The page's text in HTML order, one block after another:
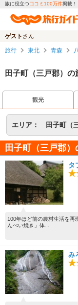
旅に役立つ口コミ100万件掲載！
ゲスト さん
旅行 東北 青森
田子町（三戸郡）の
観光
エリア： 田子町（
田子町（三戸郡
タ
100年ほど前の農村生活を再
んべい焼き」体...
み